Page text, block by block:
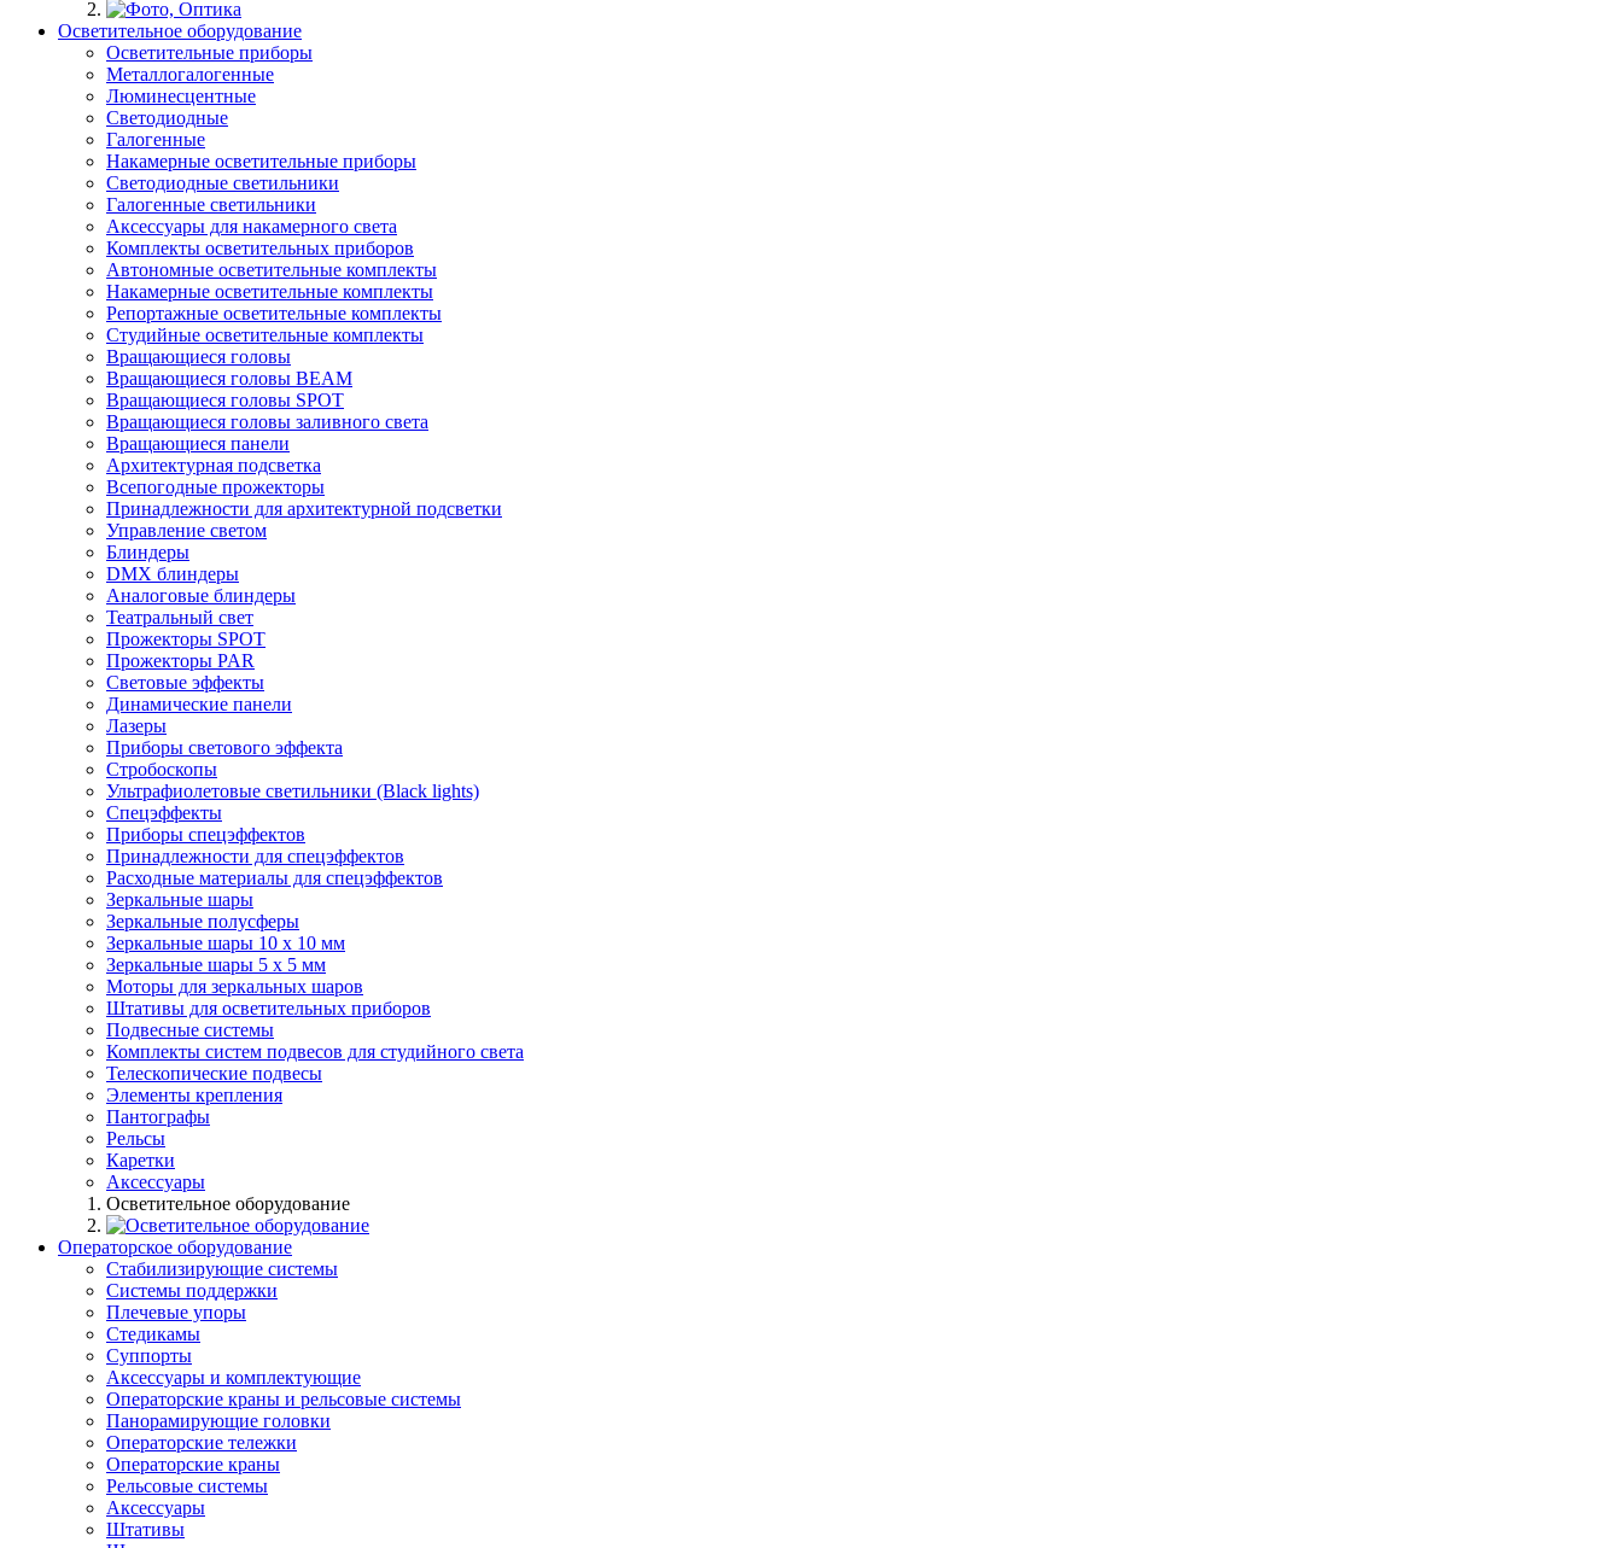
Осветительное оборудование
Осветительные приборы
Металлогалогенные
Люминесцентные
Светодиодные
Галогенные
Накамерные осветительные приборы
Светодиодные светильники
Галогенные светильники
Аксессуары для накамерного света
Комплекты осветительных приборов
Автономные осветительные комплекты
Накамерные осветительные комплекты
Репортажные осветительные комплекты
Студийные осветительные комплекты
Вращающиеся головы
Вращающиеся головы BEAM
Вращающиеся головы SPOT
Вращающиеся головы заливного света
Вращающиеся панели
Архитектурная подсветка
Всепогодные прожекторы
Принадлежности для архитектурной подсветки
Управление светом
Блиндеры
DMX блиндеры
Аналоговые блиндеры
Театральный свет
Прожекторы SPOT
Прожекторы PAR
Световые эффекты
Динамические панели
Лазеры
Приборы светового эффекта
Стробоскопы
Ультрафиолетовые светильники (Black lights)
Спецэффекты
Приборы спецэффектов
Принадлежности для спецэффектов
Расходные материалы для спецэффектов
Зеркальные шары
Зеркальные полусферы
Зеркальные шары 10 х 10 мм
Зеркальные шары 5 х 5 мм
Моторы для зеркальных шаров
Штативы для осветительных приборов
Подвесные системы
Комплекты систем подвесов для студийного света
Телескопические подвесы
Элементы крепления
Пантографы
Рельсы
Каретки
Аксессуары
Осветительное оборудование
Операторское оборудование
Стабилизирующие системы
Системы поддержки
Плечевые упоры
Стедикамы
Суппорты
Аксессуары и комплектующие
Операторские краны и рельсовые системы
Панорамирующие головки
Операторские тележки
Операторские краны
Рельсовые системы
Аксессуары
Штативы